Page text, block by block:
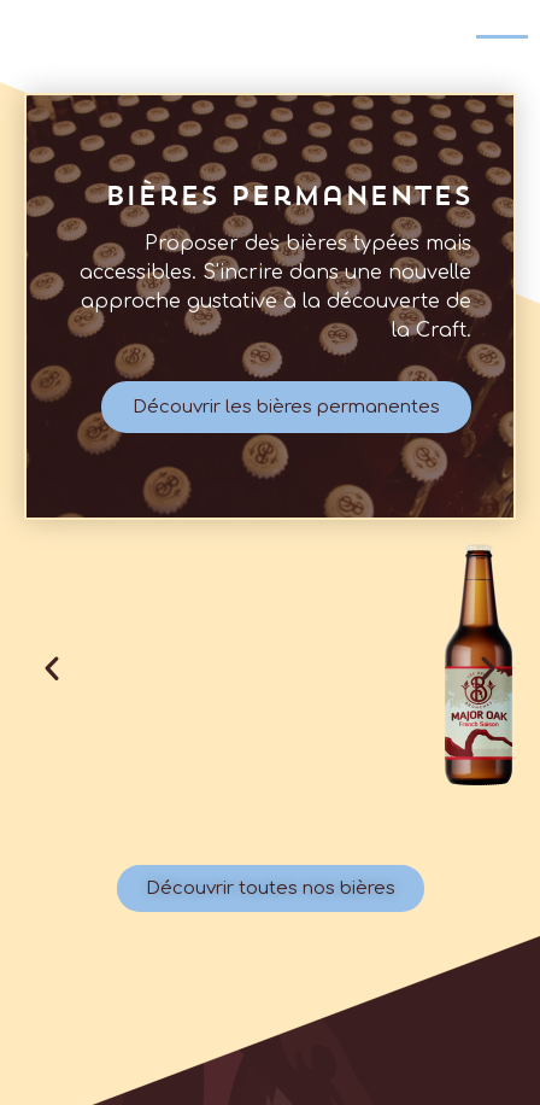
Bières permanentes
Proposer des bières typées mais
accessibles. S'incrire dans une nouvelle
approche gustative à la découverte de
la Craft.
Découvrir les bières permanentes
Découvrir toutes nos bières